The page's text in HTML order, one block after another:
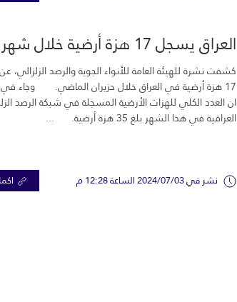
العراق يسجل 17 هزة أرضية خلال شهر واحد
كشفت نشرة للهيئة العامة للأنواء الجوية والرصد
17 هزة أرضية في العراق خلال حزيران الماضي. وجاء في
ان العدد الكلي للهزات الأرضية المسجلة في شبكة الرصد
العراقية في هذا الشهر بلغ 35 هزة أرضية. ...
نشر في 2024/07/03 الساعة 12:28 م